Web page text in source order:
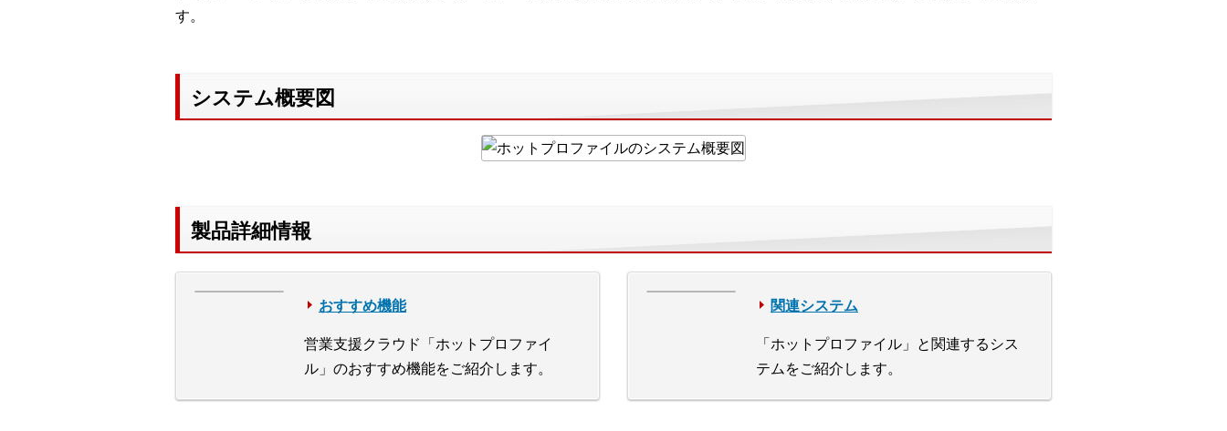
す。
システム概要図
製品詳細情報
おすすめ機能
営業支援クラウド「ホットプロファイ
ル」のおすすめ機能をご紹介します。
関連システム
「ホットプロファイル」と関連するシス
テムをご紹介します。